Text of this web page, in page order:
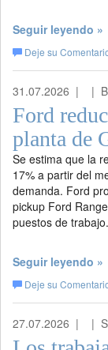
Seguir leyendo »
Deje su
31.07.2026 | |
Ford
planta de
Se estima que la
17% a partir del
demanda. Ford
pickup Ford
puestos de trabajo.
Seguir leyendo »
Deje su
27.07.2026 | |